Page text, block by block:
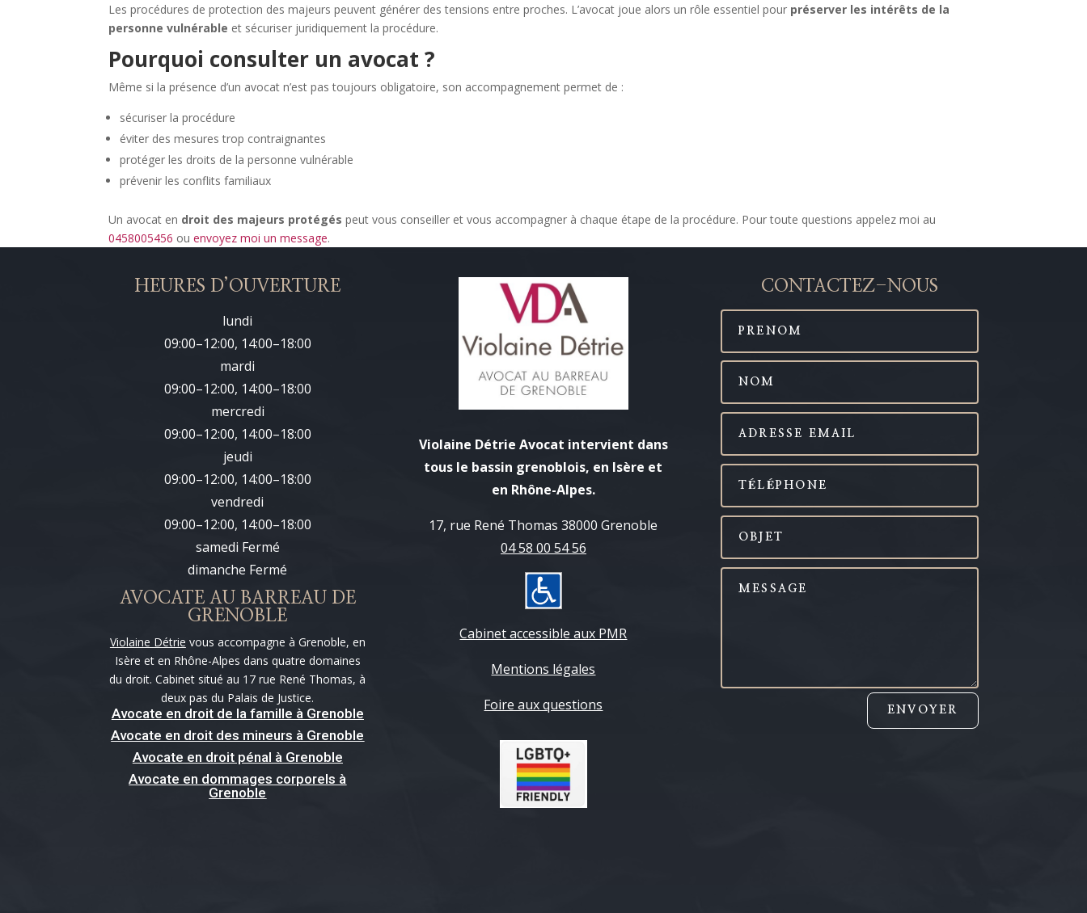
Les procédures de protection des majeurs peuvent générer des tensions entre proches. L’avocat joue alors un rôle essentiel pour préserver les intérêts de la
personne vulnérable et sécuriser juridiquement la procédure.
Pourquoi consulter un avocat ?
Même si la présence d’un avocat n’est pas toujours obligatoire, son accompagnement permet de :
sécuriser la procédure
éviter des mesures trop contraignantes
protéger les droits de la personne vulnérable
prévenir les conflits familiaux
Un avocat en droit des majeurs protégés peut vous conseiller et vous accompagner à chaque étape de la procédure. Pour toute questions appelez moi au
0458005456 ouenvoyez moi un message.
HEURES D’OUVERTURE
lundi
09:00–12:00, 14:00–18:00
mardi
09:00–12:00, 14:00–18:00
mercredi
09:00–12:00, 14:00–18:00
jeudi
09:00–12:00, 14:00–18:00
vendredi
09:00–12:00, 14:00–18:00
samedi Fermé
dimanche Fermé
AVOCATE AU BARREAU DE
GRENOBLE
Violaine Détrie vous accompagne à Grenoble, en
Isère et en Rhône-Alpes dans quatre domaines
du droit. Cabinet situé au 17 rue René Thomas, à
deux pas du Palais de Justice.
Avocate en droit de la famille à Grenoble
Avocate en droit des mineurs à Grenoble
Avocate en droit pénal à Grenoble
Avocate en dommages corporels à
Grenoble
Violaine Détrie Avocat intervient dans
tous le bassin grenoblois, en Isère et
en Rhône-Alpes.
17, rue René Thomas 38000 Grenoble
04 58 00 54 56
Cabinet accessible aux PMR
Mentions légales
Foire aux questions
CONTACTEZ-NOUS
ENVOYER